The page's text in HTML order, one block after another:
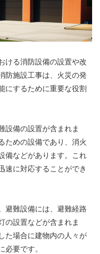
ける消防設備の設置や改
防施設工事は、火災の発
にするために重要な役割
設備の設置が含まれま
ための設備であり、消火
備などがあります。これ
速に対応することができ
避難設備には、避難経路
の設置などが含まれま
た場合に建物内の人々が
必要です。